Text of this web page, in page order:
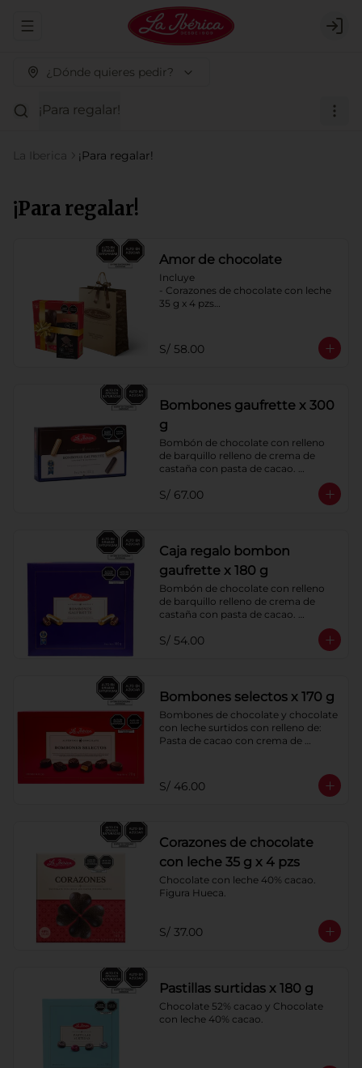
Abrir menu de navegación
¿Dónde quieres pedir?
¡Para regalar!
La Iberica ¡Para regalar!
¡Para regalar!
Amor de chocolate
Incluye
- Corazones de chocolate con leche
35 g x 4 pzs
- Bolsa de regalo a elección
S/ 58.00
Bombones gaufrette x 300
g
Bombón de chocolate con relleno
de barquillo relleno de crema de
castaña con pasta de cacao.
Cobertura de chocolate: 52% cacao.
S/ 67.00
Caja regalo bombon
gaufrette x 180 g
Bombón de chocolate con relleno
de barquillo relleno de crema de
castaña con pasta de cacao.
Cobertura de chocolate: 52% cacao
S/ 54.00
Bombones selectos x 170 g
Bombones de chocolate y chocolate
con leche surtidos con relleno de:
Pasta de cacao con crema de
chocolate blanco sabor a frambuesa,
pasta de cacao con licor sabor a
Coberturas: chocolate 52% de cacao
y chocolate con leche 40% cacao.
S/ 46.00
Corazones de chocolate
con leche 35 g x 4 pzs
Chocolate con leche 40% cacao.
Figura Hueca.
S/ 37.00
Pastillas surtidas x 180 g
Chocolate 52% cacao y Chocolate
con leche 40% cacao.